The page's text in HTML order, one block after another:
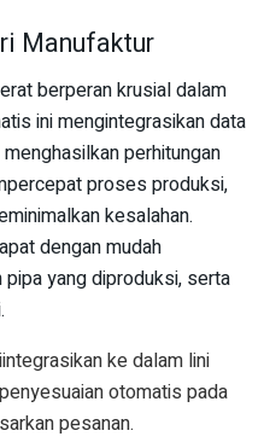
Manufaktur
berperan krusial dalam
ini mengintegrasikan data
perhitungan
proses produksi,
kesalahan.
dengan mudah
yang diproduksi, serta
ke dalam lini
otomatis pada
pesanan.